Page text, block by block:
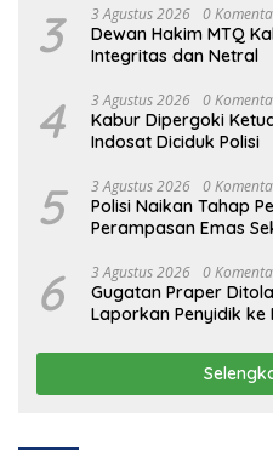
3 3 Agustus 2026 0
Dewan Hakim MTQ
Integritas dan Netral
4 3 Agustus 2026 0
Kabur Dipergoki
Indosat Diciduk Polisi
5 3 Agustus 2026 0
Polisi Naikan Tahap
Perampasan Emas
6 3 Agustus 2026 0
Gugatan Praper
Laporkan Penyidik ke